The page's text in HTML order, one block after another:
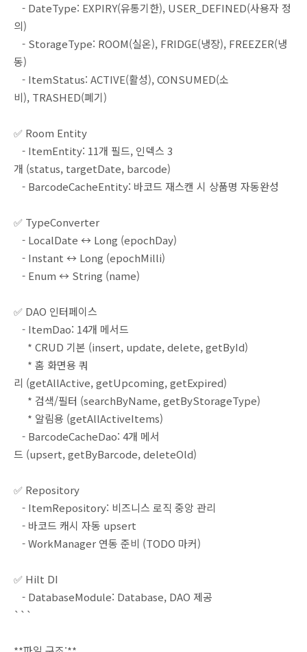
- DateType: EXPIRY(유통기한), USER_DEFINED(사용자 정
의)
- StorageType: ROOM(실온), FRIDGE(냉장), FREEZER(냉
동)
- ItemStatus: ACTIVE(활성), CONSUMED(소
비), TRASHED(폐기)
✅ Room Entity
- ItemEntity: 11개 필드, 인덱스 3
개 (status, targetDate, barcode)
- BarcodeCacheEntity: 바코드 재스캔 시 상품명 자동완성
✅ TypeConverter
- LocalDate ↔ Long (epochDay)
- Instant ↔ Long (epochMilli)
- Enum ↔ String (name)
✅ DAO 인터페이스
- ItemDao: 14개 메서드
* CRUD 기본 (insert, update, delete, getById)
* 홈 화면용 쿼
리 (getAllActive, getUpcoming, getExpired)
* 검색/필터 (searchByName, getByStorageType)
* 알림용 (getAllActiveItems)
- BarcodeCacheDao: 4개 메서
드 (upsert, getByBarcode, deleteOld)
✅ Repository
- ItemRepository: 비즈니스 로직 중앙 관리
- 바코드 캐시 자동 upsert
- WorkManager 연동 준비 (TODO 마커)
✅ Hilt DI
- DatabaseModule: Database, DAO 제공
```